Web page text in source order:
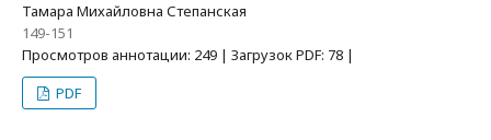
Тамара Михайловна Степанская
149-151
Просмотров аннотации: 249 | Загрузок PDF: 78 |
PDF